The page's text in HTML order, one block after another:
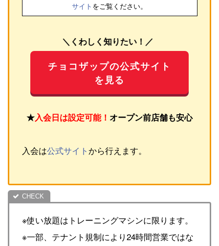
サイト をご覧ください。
＼くわしく知りたい！／
チョコザップの公式サイト
を見る
★入会日は設定可能！ オープン前店舗も安心
入会は公式サイト から行えます。
※使い放題はトレーニングマシンに限ります。
※一部、テナント規制により24時間営業ではな